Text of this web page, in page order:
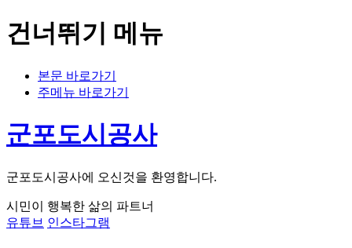
건너뛰기 메뉴
본문 바로가기
주메뉴 바로가기
군포도시공사
군포도시공사에 오신것을 환영합니다.
시민이 행복한 삶의 파트너
유튜브 인스타그램